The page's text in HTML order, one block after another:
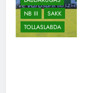
NB III
SAKK
TOLLASLABDA